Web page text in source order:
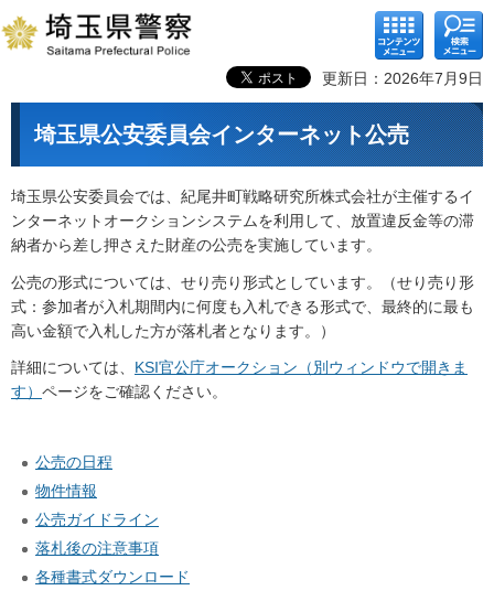
コンテ
ンツメ
ニュー
検索メ
ニュー
更新日：2026年7月9日
埼玉県公安委員会インターネット公売
埼玉県公安委員会では、紀尾井町戦略研究所株式会社が主催するイ
ンターネットオークションシステムを利用して、放置違反金等の滞
納者から差し押さえた財産の公売を実施しています。
公売の形式については、せり売り形式としています。（せり売り形
式：参加者が入札期間内に何度も入札できる形式で、最終的に最も
高い金額で入札した方が落札者となります。）
詳細については、 KSI官公庁オークション（別ウィンドウで開きま
す） ページをご確認ください。
公売の日程
物件情報
公売ガイドライン
落札後の注意事項
各種書式ダウンロード